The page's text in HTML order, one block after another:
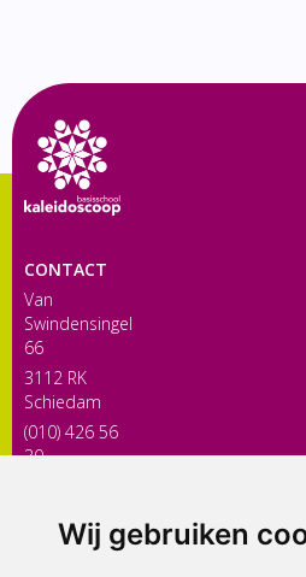
Wij gebruiken
CONTACT
Van
Swindensingel
66
3112 RK
Schiedam
(010) 426 56
30
ONDERDEEL